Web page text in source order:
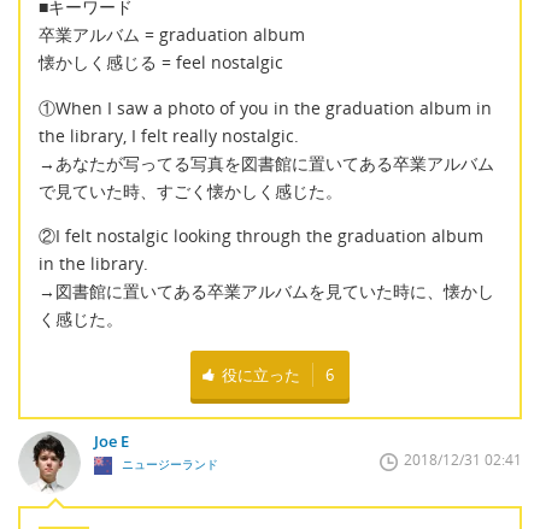
■キーワード
卒業アルバム = graduation album
懐かしく感じる = feel nostalgic
①When I saw a photo of you in the graduation album in
the library, I felt really nostalgic.
→あなたが写ってる写真を図書館に置いてある卒業アルバム
で見ていた時、すごく懐かしく感じた。
②I felt nostalgic looking through the graduation album
in the library.
→図書館に置いてある卒業アルバムを見ていた時に、懐かし
く感じた。
役に立った 6
Joe E
ニュージーランド 2018/12/31 02:41